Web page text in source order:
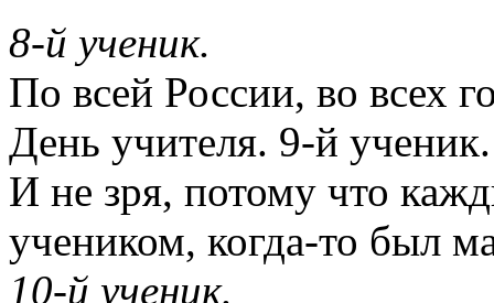
8-й ученик.
По всей России, во всех
День учителя. 9-й ученик.
И не зря, потому что
учеником, когда-то был
10-й ученик.